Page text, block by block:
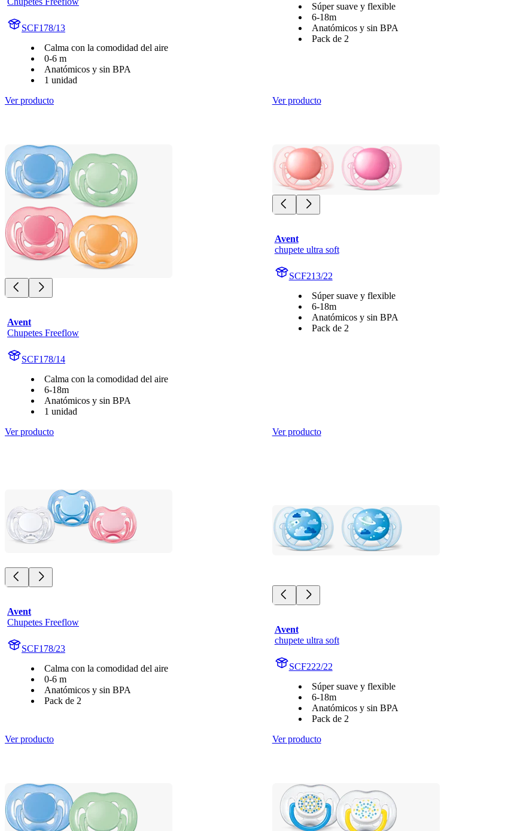
SCF178/13
Calma con la comodidad del aire
0-6 m
Anatómicos y sin BPA
1 unidad
Ver producto
Súper suave y flexible
6-18m
Anatómicos y sin BPA
Pack de 2
Ver producto
Avent
Chupetes Freeflow
SCF178/14
Calma con la comodidad del aire
6-18m
Anatómicos y sin BPA
1 unidad
Ver producto
Avent
chupete ultra soft
SCF213/22
Súper suave y flexible
6-18m
Anatómicos y sin BPA
Pack de 2
Ver producto
Avent
Chupetes Freeflow
SCF178/23
Calma con la comodidad del aire
0-6 m
Anatómicos y sin BPA
Pack de 2
Ver producto
Avent
chupete ultra soft
SCF222/22
Súper suave y flexible
6-18m
Anatómicos y sin BPA
Pack de 2
Ver producto